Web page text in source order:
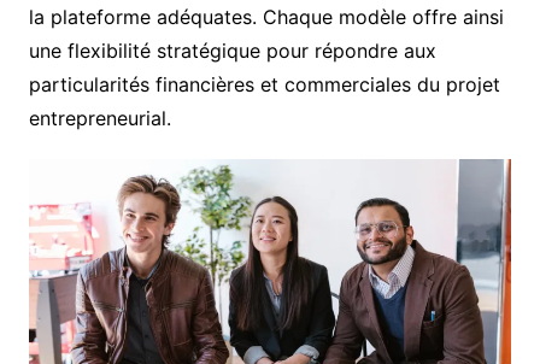
la plateforme adéquates. Chaque modèle offre ainsi
une flexibilité stratégique pour répondre aux
particularités financières et commerciales du projet
entrepreneurial.